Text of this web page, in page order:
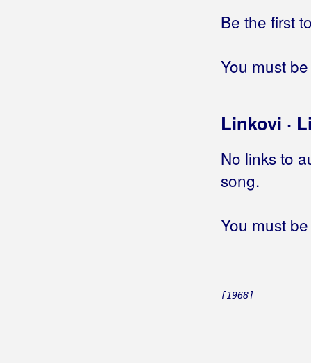
Be the first
You must
Linkovi ·
No links to
song.
You must
[1968]